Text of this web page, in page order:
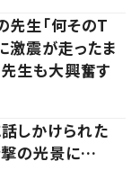
生「何そのT
激震が走ったま
生も大興奮す
しかけられた
撃の光景に…